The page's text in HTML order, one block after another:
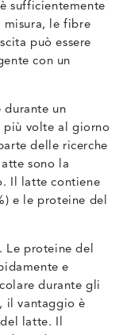
sufficientemente
misura, le fibre
può essere
con un
durante un
più volte al giorno
delle ricerche
sono la
Il latte contiene
e le proteine del
Le proteine del
e
durante gli
il vantaggio è
latte. Il